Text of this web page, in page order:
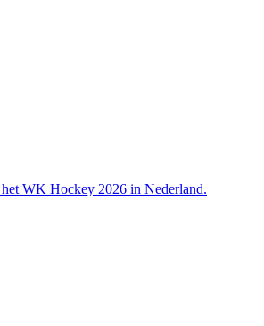
WK Hockey 2026 in Nederland.